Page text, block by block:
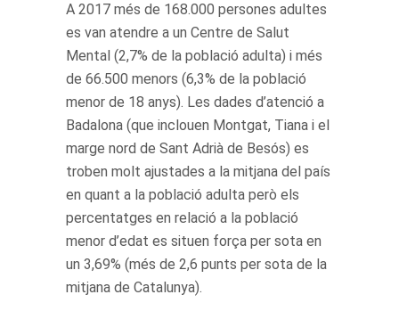
A 2017 més de 168.000 persones adultes
es van atendre a un Centre de Salut
Mental (2,7% de la població adulta) i més
de 66.500 menors (6,3% de la població
menor de 18 anys). Les dades d’atenció a
Badalona (que inclouen Montgat, Tiana i el
marge nord de Sant Adrià de Besós) es
troben molt ajustades a la mitjana del país
en quant a la població adulta però els
percentatges en relació a la població
menor d’edat es situen força per sota en
un 3,69% (més de 2,6 punts per sota de la
mitjana de Catalunya).